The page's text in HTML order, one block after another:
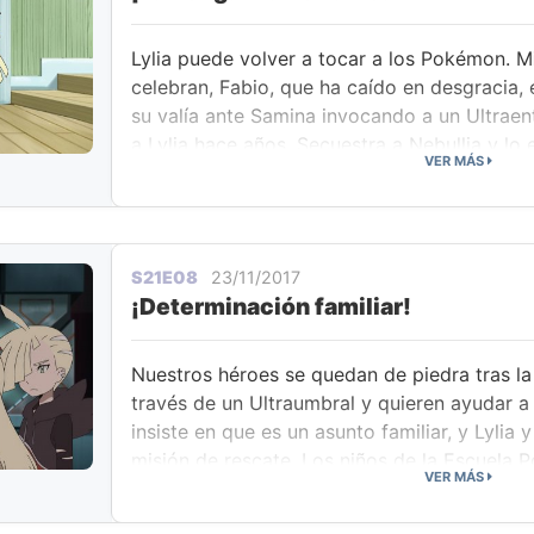
Lylia puede volver a tocar a los Pokémon.
celebran, Fabio, que ha caído en
su valía ante Samina invocando a un
a Lylia hace años. Secuestra a Nebullia y lo
teletransporte a su laboratorio de
Ash, Gladio, Lylia y Samina van tras Fabio
Parásito emerge y ataca a Lylia..., pero
su hija, y Parásito la envuelve y se la lleva a
VER MÁS
S21E08 23/11/2017
¡Determinación familiar!
Nuestros héroes se quedan de piedra tras
través de un Ultraumbral y quieren ayudar
insiste en que es un asunto familiar, y Lylia
misión de rescate. Los niños de la Escuela
ayudar, por lo que el Kahuna Kaudan los
la isla de Poni. Mientras tanto, cerca del
VER MÁS